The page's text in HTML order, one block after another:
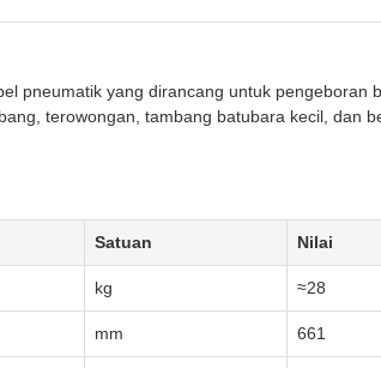
pneumatik yang dirancang untuk pengeboran
terowongan, tambang batubara kecil, dan
Satuan Nilai
kg ≈28
mm 661